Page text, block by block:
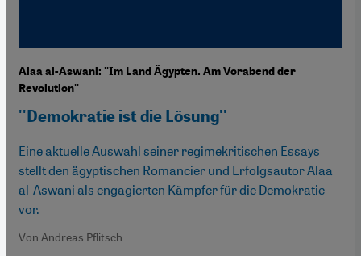
Alaa al-Aswani: ''Im Land Ägypten. Am Vorabend der
Revolution''
''Demokratie ist die Lösung''
Eine aktuelle Auswahl seiner regimekritischen Essays
stellt den ägyptischen Romancier und Erfolgsautor Alaa
al-Aswani als engagierten Kämpfer für die Demokratie
vor.
Von Andreas Pflitsch